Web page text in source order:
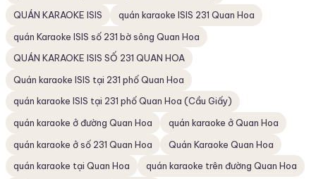
QUÁN KARAOKE ISIS
quán karaoke ISIS 231 Quan Hoa
quán Karaoke ISIS số 231 bờ sông Quan Hoa
QUÁN KARAOKE ISIS SỐ 231 QUAN HOA
Quán karaoke ISIS tại 231 phố Quan Hoa
quán karaoke ISIS tại 231 phố Quan Hoa (Cầu Giấy)
quán karaoke ở đường Quan Hoa
quán karaoke ở Quan Hoa
quán karaoke ở số 231 Quan Hoa
Quán Karaoke Quan Hoa
quán karaoke tại Quan Hoa
quán karaoke trên đường Quan Hoa